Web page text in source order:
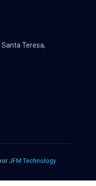
Teresa,
JFM Technology